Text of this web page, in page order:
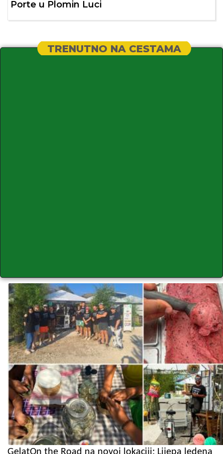
Porte u Plomin Luci
TRENUTNO NA CESTAMA
GelatOn the Road na novoj lokaciji: Lijepa ledena